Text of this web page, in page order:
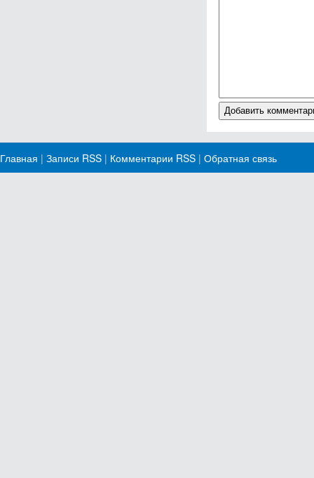
Главная | Записи RSS | Комментарии RSS | Обратная связь